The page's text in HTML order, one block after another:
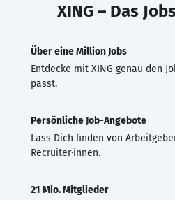
XING – Das
Über eine Million Jobs
Entdecke mit XING genau den
passt.
Persönliche Job-Angebote
Lass Dich finden von
Recruiter·innen.
21 Mio. Mitglieder